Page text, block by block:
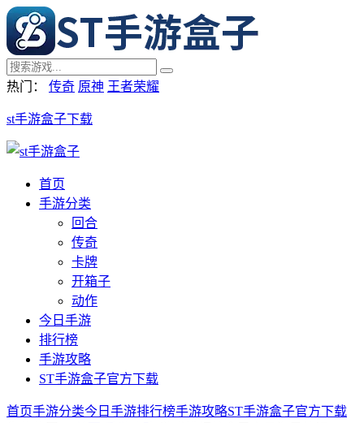
热门： 传奇 原神 王者荣耀
st手游盒子下载
首页
手游分类
回合
传奇
卡牌
开箱子
动作
今日手游
排行榜
手游攻略
ST手游盒子官方下载
首页手游分类今日手游排行榜手游攻略ST手游盒子官方下载